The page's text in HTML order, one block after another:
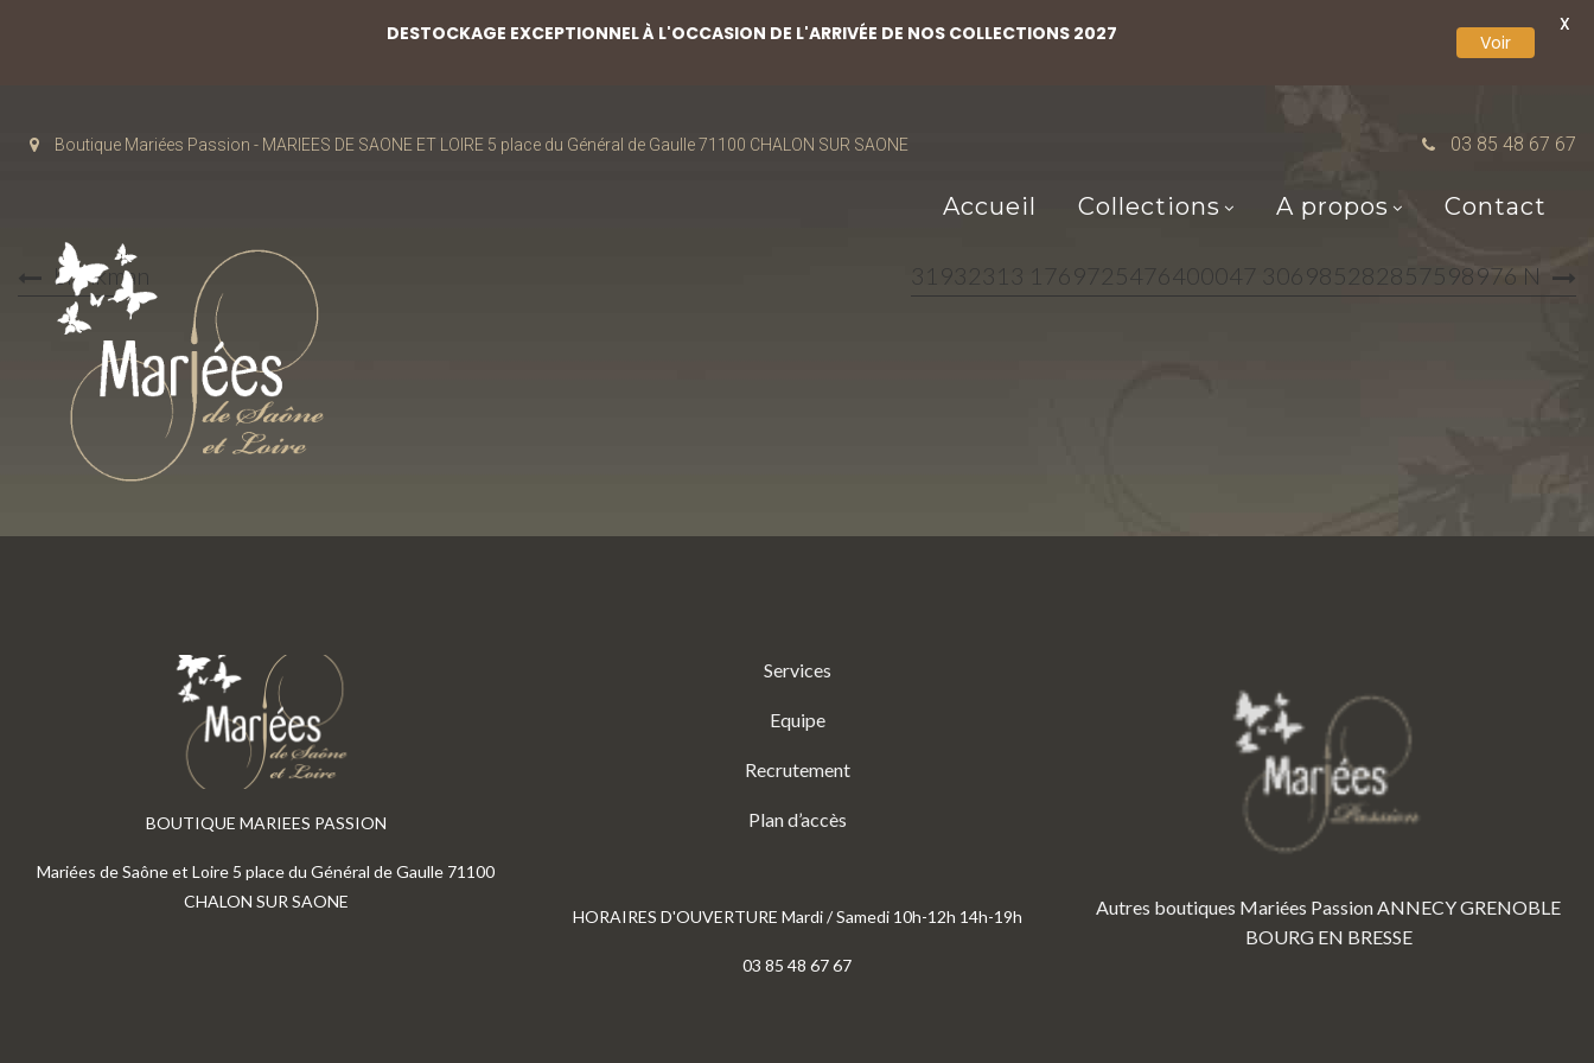
Boutique Mariées Passion - MARIEES DE SAONE ET LOIRE 5 place du Général de Gaulle 71100 CHALON SUR SAONE 03 85 48 67 67
Accueil Collections A propos Contact
brinkman 31932313 1769725476400047 306985282857598976 N
BOUTIQUE MARIEES PASSION
Mariées de Saône et Loire 5 place du Général de Gaulle 71100
CHALON SUR SAONE
Services
Equipe
Recrutement
Plan d’accès
HORAIRES D'OUVERTURE Mardi / Samedi 10h-12h 14h-19h
03 85 48 67 67
Autres boutiques Mariées PassionANNECYGRENOBLE
BOURG EN BRESSE
DESTOCKAGE EXCEPTIONNEL À L'OCCASION DE L'ARRIVÉE DE NOS COLLECTIONS 2027 Voir
X